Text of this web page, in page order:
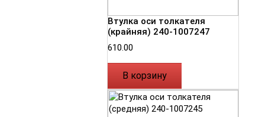
Втулка оси толкателя
(крайняя) 240-1007247
610.00
В корзину